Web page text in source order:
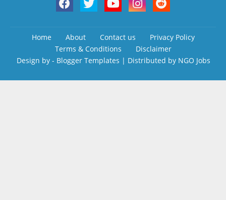
Home About Contact us
Privacy Policy
Terms & Conditions
Disclaimer
Design by - Blogger Templates | Distributed by NGO Jobs